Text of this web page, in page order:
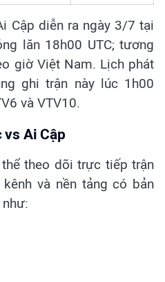
Cập diễn ra ngày 3/7 tại
lăn 18h00 UTC; tương
giờ Việt Nam. Lịch phát
ghi trận này lúc 1h00
và VTV10.
vs Ai Cập
theo dõi trực tiếp trận
và nền tảng có bản